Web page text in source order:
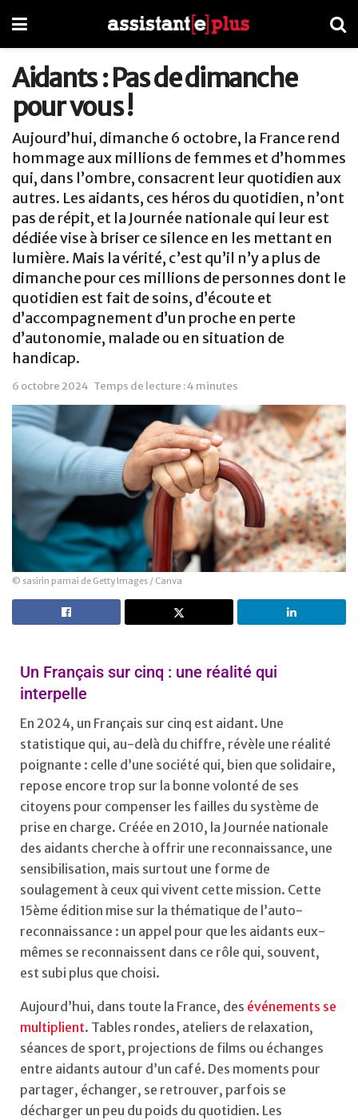
Aidants : Pas de dimanche
pour vous !
Aujourd’hui, dimanche 6 octobre, la France rend
hommage aux millions de femmes et d’hommes
qui, dans l’ombre, consacrent leur quotidien aux
autres. Les aidants, ces héros du quotidien, n’ont
pas de répit, et la Journée nationale qui leur est
dédiée vise à briser ce silence en les mettant en
lumière. Mais la vérité, c’est qu’il n’y a plus de
dimanche pour ces millions de personnes dont le
quotidien est fait de soins, d’écoute et
d’accompagnement d’un proche en perte
d’autonomie, malade ou en situation de
handicap.
6 octobre 2024 Temps de lecture : 4 minutes
© sasirin pamai de Getty Images / Canva
Un Français sur cinq : une réalité qui
interpelle
En 2024, un Français sur cinq est aidant. Une
statistique qui, au-delà du chiffre, révèle une réalité
poignante : celle d’une société qui, bien que solidaire,
repose encore trop sur la bonne volonté de ses
citoyens pour compenser les failles du système de
prise en charge. Créée en 2010, la Journée nationale
des aidants cherche à offrir une reconnaissance, une
sensibilisation, mais surtout une forme de
soulagement à ceux qui vivent cette mission. Cette
15ème édition mise sur la thématique de l’auto-
reconnaissance : un appel pour que les aidants eux-
mêmes se reconnaissent dans ce rôle qui, souvent,
est subi plus que choisi.
Aujourd’hui, dans toute la France, des événements se
multiplient. Tables rondes, ateliers de relaxation,
séances de sport, projections de films ou échanges
entre aidants autour d’un café. Des moments pour
partager, échanger, se retrouver, parfois se
décharger un peu du poids du quotidien. Les